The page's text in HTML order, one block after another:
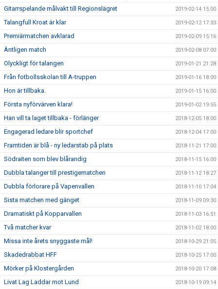
Gitarrspelande målvakt till Regionslägret 2019-02-14 15:00
Talangfull Kroat är klar 2019-02-12 17:33
Premiärmatchen avklarad 2019-02-09 15:16
Äntligen match 2019-02-08 07:00
Olyckligt för talangen 2019-01-21 21:28
Från fotbollsskolan till A-truppen 2019-01-16 18:00
Hon är tillbaka. 2019-01-15 16:00
Första nyförvärven klara! 2019-01-02 19:55
Han vill ta laget tillbaka - förlänger 2018-12-05 18:00
Engagerad ledare blir sportchef 2018-12-04 17:00
Framtiden är blå - ny ledarstab på plats 2018-11-21 17:00
Södraiten som blev blårandig 2018-11-15 16:00
Dubbla talanger till prestigematchen 2018-11-12 18:27
Dubbla förlorare på Vapenvallen 2018-11-10 17:04
Sista matchen med gänget 2018-11-09 09:30
Dramatiskt på Kopparvallen 2018-11-03 16:51
Två matcher kvar 2018-11-02 18:00
Missa inte årets snyggaste mål! 2018-10-29 21:05
Skadedrabbat HFF 2018-10-25 17:00
Mörker på Klostergården 2018-10-20 17:08
Livat Lag Laddar mot Lund 2018-10-19 09:14